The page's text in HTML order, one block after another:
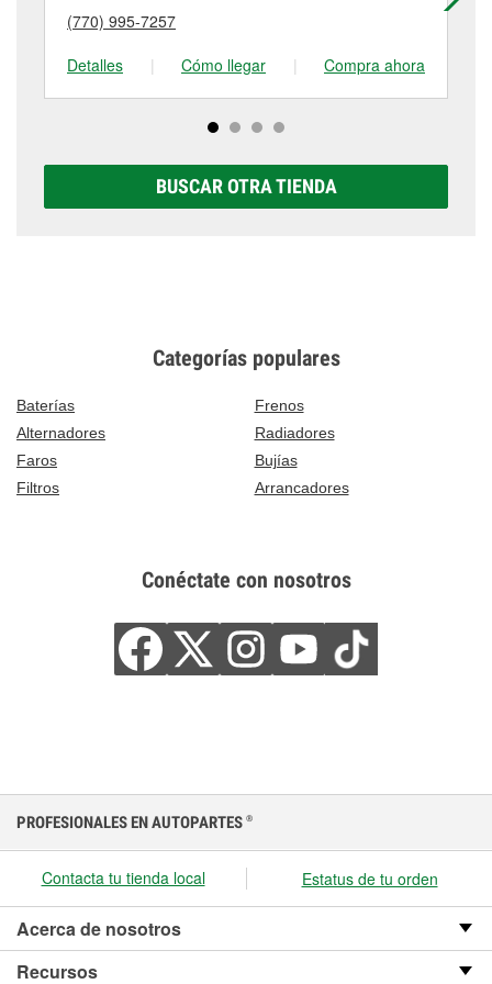
tienda #4908 para obtener más información.
(770) 995-7257
Detalles
| Cómo llegar | Compra ahora
BUSCAR OTRA TIENDA
Categorías populares
Baterías
Frenos
Alternadores
Radiadores
Faros
Bujías
Filtros
Arrancadores
Conéctate con nosotros
PROFESIONALES EN AUTOPARTES ®
Contacta tu tienda local Estatus de tu orden
Acerca de nosotros
Recursos